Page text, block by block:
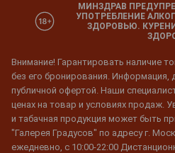
МИНЗДРАВ
УПОТРЕБЛЕНИЕ
ЗДОРОВЬЮ.
Внимание! Гарантировать наличие
без его бронирования. Информация,
публичной офертой. Наши
ценах на товар и условиях продаж.
и табачная продукция может быть
"Галерея Градусов" по адресу г.
ежедневно, с 10:00-22:00